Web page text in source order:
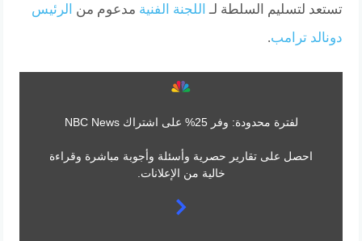
تستعد لتسليم السلطة لـ اللجنة الفنية مدعوم من الرئيس
دونالد ترامب.
لفترة محدودة: وفر 25% على اشتراك NBC News
احصل على تقارير حصرية وأسئلة وأجوبة مباشرة وقراءة
خالية من الإعلانات.